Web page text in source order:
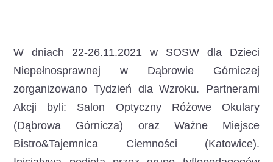
W dniach 22-26.11.2021 w SOSW dla Dzieci
Niepełnosprawnej w Dąbrowie Górniczej
zorganizowano Tydzień dla Wzroku. Partnerami
Akcji byli: Salon Optyczny Różowe Okulary
(Dąbrowa Górnicza) oraz Ważne Miejsce
Bistro&Tajemnica Ciemności (Katowice).